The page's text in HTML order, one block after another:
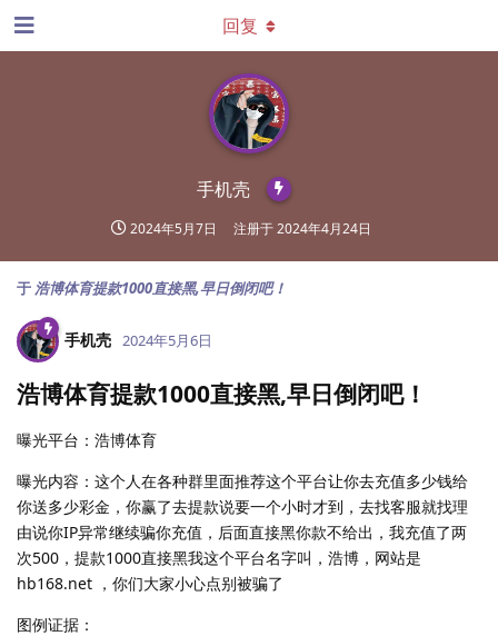
手机壳
2024年5月7日 注册于2024年4月24日
回复
于 浩博体育提款1000直接黑,早日倒闭吧！
手机壳 2024年5月6日
浩博体育提款1000直接黑,早日倒闭吧！
曝光平台：浩博体育
曝光内容：这个人在各种群里面推荐这个平台让你去充值多少钱给
你送多少彩金，你赢了去提款说要一个小时才到，去找客服就找理
由说你IP异常继续骗你充值，后面直接黑你款不给出，我充值了两
次500，提款1000直接黑我这个平台名字叫，浩博，网站是
hb168.net ，你们大家小心点别被骗了
图例证据：